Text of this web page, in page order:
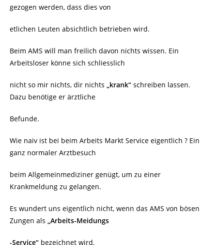
gezogen werden, dass dies von
etlichen Leuten absichtlich betrieben wird.
Beim AMS will man freilich davon nichts wissen. Ein
Arbeitsloser könne sich schliesslich
nicht so mir nichts, dir nichts „krank“ schreiben lassen.
Dazu benötige er ärztliche
Befunde.
Wie naiv ist bei beim Arbeits Markt Service eigentlich ? Ein
ganz normaler Arztbesuch
beim Allgemeinmediziner genügt, um zu einer
Krankmeldung zu gelangen.
Es wundert uns eigentlich nicht, wenn das AMS von bösen
Zungen als „Arbeits-Meidungs
-Service“ bezeichnet wird.